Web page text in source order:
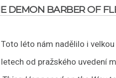
DEMON BARBER OF
Toto léto nám nadělilo i
letech od pražského uvedení